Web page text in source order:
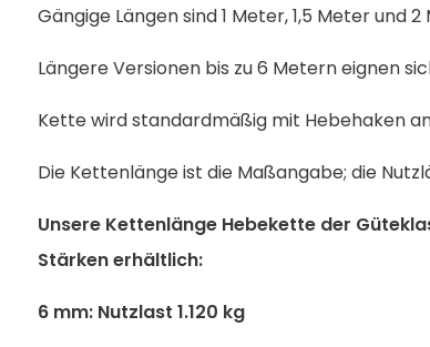
Gängige Längen sind 1 Meter, 1,5 Meter und
Längere Versionen bis zu 6 Metern eignen
Kette wird standardmäßig mit Hebehaken
Die Kettenlänge ist die Maßangabe; die
Unsere Kettenlänge Hebekette der
Stärken erhältlich:
6 mm: Nutzlast 1.120 kg